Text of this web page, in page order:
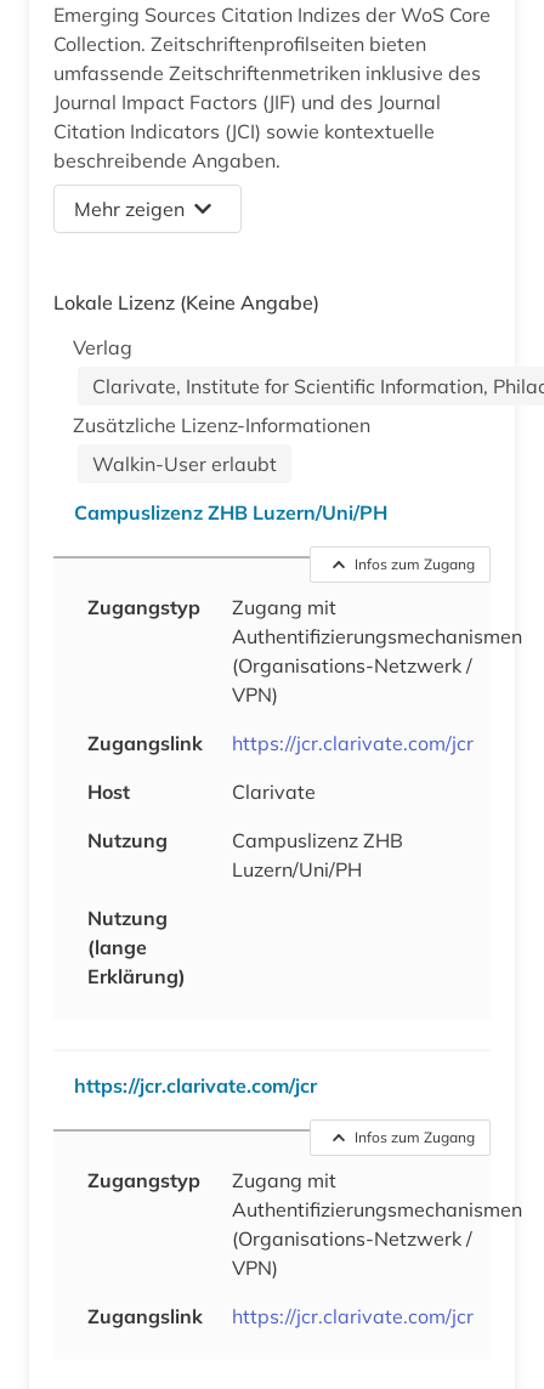
Emerging Sources Citation Indizes der WoS Core
Collection. Zeitschriftenprofilseiten bieten
umfassende Zeitschriftenmetriken inklusive des
Journal Impact Factors (JIF) und des Journal
Citation Indicators (JCI) sowie kontextuelle
beschreibende Angaben.
Mehr zeigen
Lokale Lizenz (Keine Angabe)
Verlag
Clarivate, Institute for Scientific Information,
Zusätzliche Lizenz-Informationen
Walkin-User erlaubt
Campuslizenz ZHB Luzern/Uni/PH
Infos zum Zugang
Zugangstyp
Zugang mit
Authentifizierungsmechanismen
(Organisations-Netzwerk /
VPN)
Zugangslink
https://jcr.clarivate.com/jcr
Host
Clarivate
Nutzung
Campuslizenz ZHB
Luzern/Uni/PH
Nutzung
(lange
Erklärung)
https://jcr.clarivate.com/jcr
Infos zum Zugang
Zugangstyp
Zugang mit
Authentifizierungsmechanismen
(Organisations-Netzwerk /
VPN)
Zugangslink
https://jcr.clarivate.com/jcr